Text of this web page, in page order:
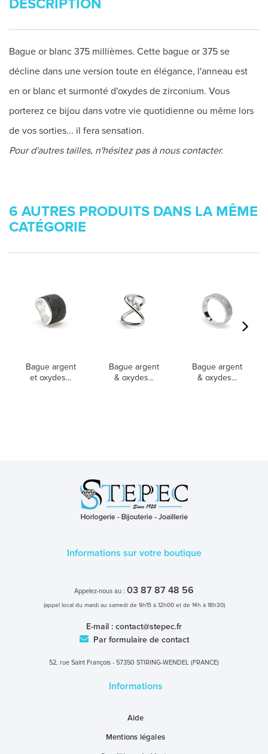
DESCRIPTION
Bague or blanc 375 millièmes. Cette bague or 375 se
décline dans une version toute en élégance, l'anneau est
en or blanc et surmonté d'oxydes de zirconium. Vous
porterez ce bijou dans votre vie quotidienne ou même lors
de vos sorties... il fera sensation.
Pour d'autres tailles, n'hésitez pas à nous contacter.
6 AUTRES PRODUITS DANS LA MÊME
CATÉGORIE
Bague argent
et oxydes...
Bague argent
& oxydes...
Bague argent
& oxydes...
Informations sur votre boutique
Appelez-nous au : 03 87 87 48 56
(appel local du mardi au samedi de 9h15 à 12h00 et de 14h à 18h30)
E-mail : contact@stepec.fr
Par formulaire de contact
52, rue Saint François - 57350 STIRING-WENDEL (FRANCE)
Informations
Aide
Mentions légales